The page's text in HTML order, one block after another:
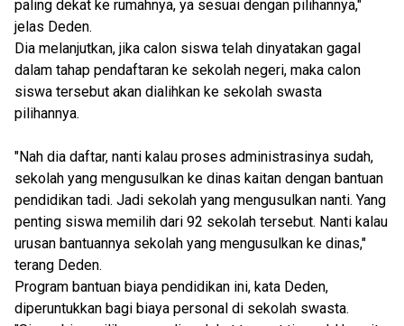
paling dekat ke rumahnya, ya sesuai dengan pilihannya,"
jelas Deden.
Dia melanjutkan, jika calon siswa telah dinyatakan gagal
dalam tahap pendaftaran ke sekolah negeri, maka calon
siswa tersebut akan dialihkan ke sekolah swasta
pilihannya.
"Nah dia daftar, nanti kalau proses administrasinya sudah,
sekolah yang mengusulkan ke dinas kaitan dengan bantuan
pendidikan tadi. Jadi sekolah yang mengusulkan nanti. Yang
penting siswa memilih dari 92 sekolah tersebut. Nanti kalau
urusan bantuannya sekolah yang mengusulkan ke dinas,"
terang Deden.
Program bantuan biaya pendidikan ini, kata Deden,
diperuntukkan bagi biaya personal di sekolah swasta.